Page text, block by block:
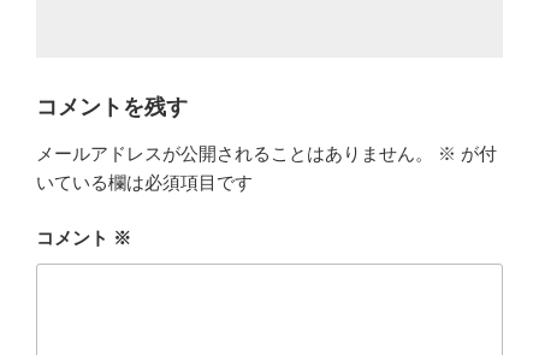
コメントを残す
メールアドレスが公開されることはありません。 ※ が付
いている欄は必須項目です
コメント ※